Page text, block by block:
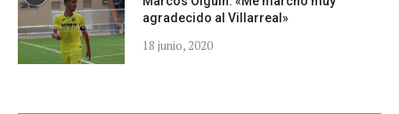
agradecido al Villarreal»
18 junio, 2020